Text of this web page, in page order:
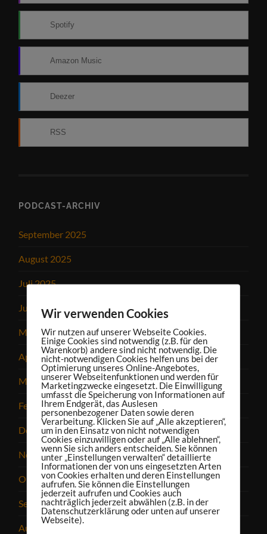
Spotify
Amazon Music
Deezer
RSS
PODCAST-ARCHIV
September 2025
August 2025
Juli 2025
Juni 2025
Mai 2025
April 2025
März 2025
Februar 2025
Dezember 2024
November 2024
Oktober 2024
September 2024
August 2024
Wir verwenden Cookies
Wir nutzen auf unserer Webseite Cookies.
Einige Cookies sind notwendig (z.B. für den
Warenkorb) andere sind nicht notwendig. Die
nicht-notwendigen Cookies helfen uns bei der
Optimierung unseres Online-Angebotes,
unserer Webseitenfunktionen und werden für
Marketingzwecke eingesetzt. Die Einwilligung
umfasst die Speicherung von Informationen auf
Ihrem Endgerät, das Auslesen
personenbezogener Daten sowie deren
Verarbeitung. Klicken Sie auf „Alle akzeptieren“,
um in den Einsatz von nicht notwendigen
Cookies einzuwilligen oder auf „Alle ablehnen“,
wenn Sie sich anders entscheiden. Sie können
unter „Einstellungen verwalten“ detaillierte
Informationen der von uns eingesetzten Arten
von Cookies erhalten und deren Einstellungen
aufrufen. Sie können die Einstellungen
jederzeit aufrufen und Cookies auch
nachträglich jederzeit abwählen (z.B. in der
Datenschutzerklärung oder unten auf unserer
Webseite).